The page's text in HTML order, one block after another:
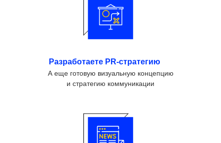
А еще готовую визуальную концепцию
и стратегию коммуникации
Разработаете PR-стратегию